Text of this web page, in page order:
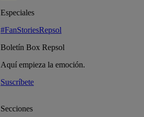
Especiales
#FanStoriesRepsol
Boletín Box Repsol
Aquí empieza la emoción.
Suscríbete
Secciones